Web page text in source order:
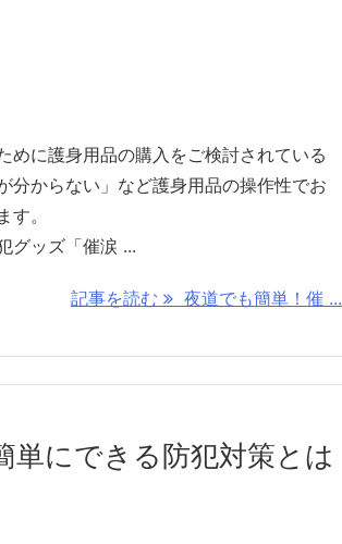
めに護身用品の購入をご検討されている
分からない」など護身用品の操作性でお
。
グッズ「催涙 ...
記事を読む 夜道でも簡単！催 ...
単にできる防犯対策とは